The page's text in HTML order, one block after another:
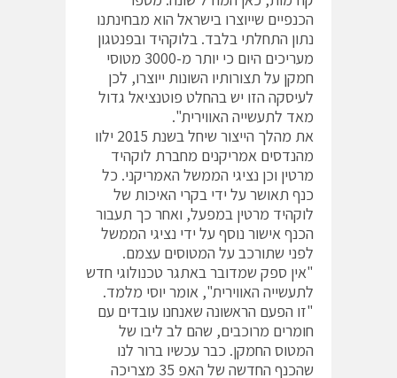
הכנפיים שייוצרו בישראל הוא מבחינתנו
נתון התחלתי בלבד. בלוקהיד ובפנטגון
מעריכים היום כי יותר מ-3000 מטוסי
חמקן על תצורותיו השונות ייוצרו, לכן
לעיסקה הזו יש בהחלט פוטנציאל גדול
מאד לתעשייה האווירית".
את מהלך הייצור שיחל בשנת 2015 ילוו
מהנדסים אמריקנים מחברת לוקהיד
מרטין וכן נציגי הממשל האמריקני. כל
כנף תאושר על ידי בקרי האיכות של
לוקהיד מרטין במפעל, ואחר כך תעבור
הכנף אישור נוסף על ידי נציגי הממשל
לפני שתורכב על המטוסים עצמם.
"אין ספק שמדובר באתגר טכנולוגי חדש
לתעשייה האווירית", אומר יוסי מלמד.
"זו הפעם הראשונה שאנחנו עובדים עם
חומרים מרוכבים, שהם לב ליבו של
המטוס החמקן. כבר עכשיו ברור לנו
שהכנף החדשה של האפ 35 מצריכה